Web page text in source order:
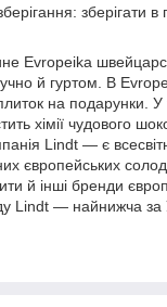
зберігати
Evropeika
й гуртом. В
на подарунки. У
хімії чудового
Lindt — є
європейських
й інші бренди
Lindt — найнижча за